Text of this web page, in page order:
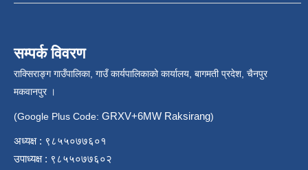
सम्पर्क विवरण
राक्सिराङ्ग गाउँपालिका, गाउँ कार्यपालिकाको कार्यालय, बागमती प्रदेश, चैनपुर
मकवानपुर ।
(Google Plus Code: GRXV+6MW Raksirang)
अध्यक्ष : ९८५५०७७६०१
उपाध्यक्ष : ९८५५०७७६०२